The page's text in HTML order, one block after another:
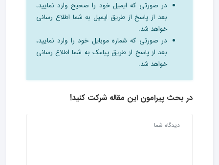
در صورتی که ایمیل خود را صحیح وارد نمایید،
بعد از پاسخ از طریق ایمیل به شما اطلاع رسانی
خواهد شد.
در صورتی که شماره موبایل خود را وارد نمایید،
بعد از پاسخ از طریق پیامک به شما اطلاع رسانی
خواهد شد.
در بحث‌ پیرامون این مقاله شرکت کنید!